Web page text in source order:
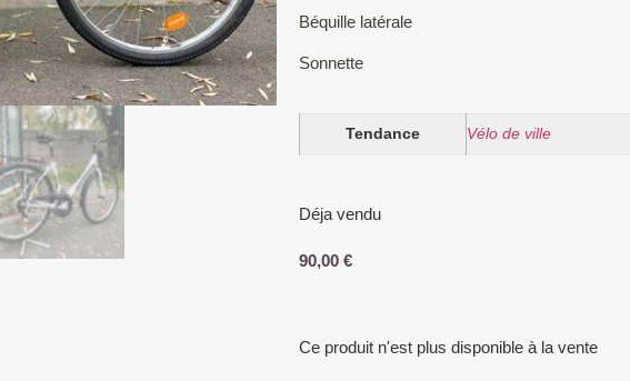
Béquille latérale
Sonnette
Tendance Vélo de ville
Déja vendu
90,00 €
Ce produit n'est plus disponible à la vente